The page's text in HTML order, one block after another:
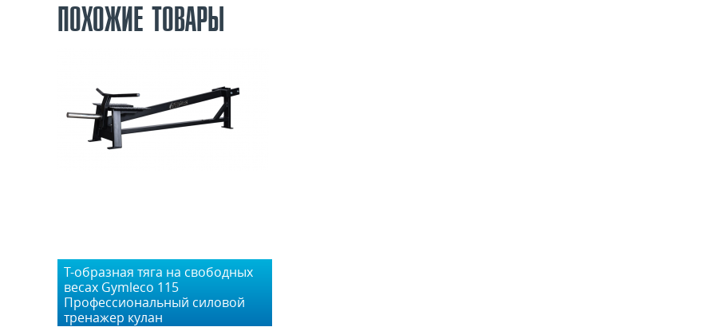
ПОХОЖИЕ ТОВАРЫ
Т-образная тяга на свободных
весах Gymleco 115
Профессиональный силовой
тренажер кулан